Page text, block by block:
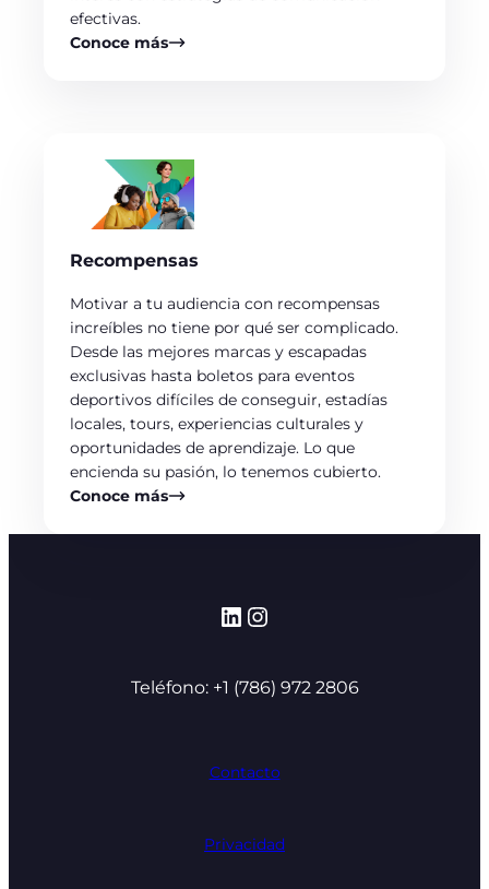
efectivas.
Conoce más
Recompensas
Motivar a tu audiencia con recompensas
increíbles no tiene por qué ser complicado.
Desde las mejores marcas y escapadas
exclusivas hasta boletos para eventos
deportivos difíciles de conseguir, estadías
locales, tours, experiencias culturales y
oportunidades de aprendizaje. Lo que
encienda su pasión, lo tenemos cubierto.
Conoce más
LinkedIn
Instagram
Teléfono: +1 (786) 972 2806
Contacto
Privacidad